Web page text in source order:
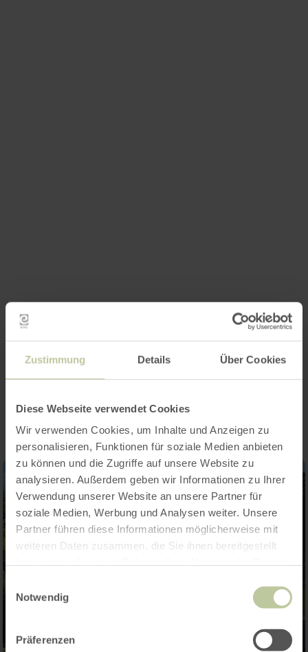
Zustimmung Details Über Cookies
Diese Webseite verwendet Cookies
Wir verwenden Cookies, um Inhalte und Anzeigen zu
personalisieren, Funktionen für soziale Medien anbieten
zu können und die Zugriffe auf unsere Website zu
analysieren. Außerdem geben wir Informationen zu Ihrer
Verwendung unserer Website an unsere Partner für
soziale Medien, Werbung und Analysen weiter. Unsere
Partner führen diese Informationen möglicherweise mit
weiteren Daten zusammen, die Sie ihnen bereitgestellt
Notwendig
Präferenzen
Impressions